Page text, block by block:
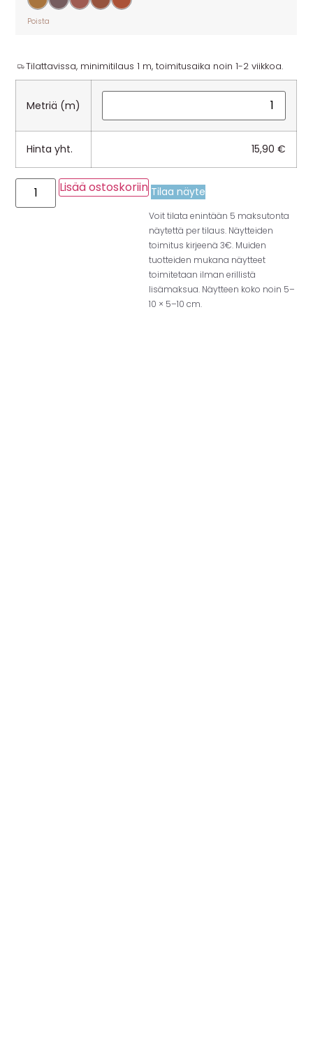
Poista
Tilattavissa, minimitilaus 1 m, toimitusaika noin 1-2 viikkoa.
Metriä (m)
Hinta yht. 15,90€
Lisää ostoskoriin Tilaa näyte
Voit tilata enintään 5 maksutonta
näytettä per tilaus. Näytteiden
toimitus kirjeenä 3€. Muiden
tuotteiden mukana näytteet
toimitetaan ilman erillistä
lisämaksua. Näytteen koko noin 5–
10 × 5–10 cm.